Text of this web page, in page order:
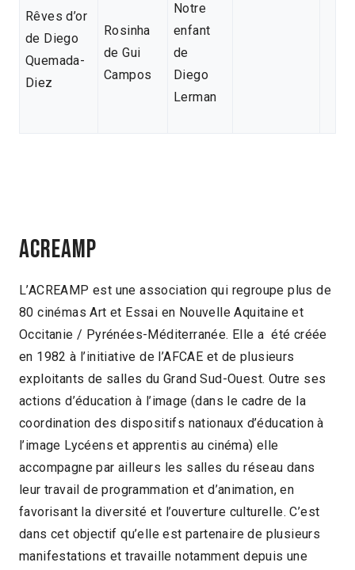
Rêves d’or
de Diego
Quemada-
Diez
Rosinha
de Gui
Campos
Notre
enfant
de
Diego
Lerman
ACREAMP
L’ACREAMP est une association qui regroupe plus de
80 cinémas Art et Essai en Nouvelle Aquitaine et
Occitanie / Pyrénées-Méditerranée. Elle a été créée
en 1982 à l’initiative de l’AFCAE et de plusieurs
exploitants de salles du Grand Sud-Ouest. Outre ses
actions d’éducation à l’image (dans le cadre de la
coordination des dispositifs nationaux d’éducation à
l’image Lycéens et apprentis au cinéma) elle
accompagne par ailleurs les salles du réseau dans
leur travail de programmation et d’animation, en
favorisant la diversité et l’ouverture culturelle. C’est
dans cet objectif qu’elle est partenaire de plusieurs
manifestations et travaille notamment depuis une